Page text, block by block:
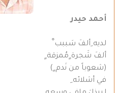
أحمد حيدر
لديه ِألفَ سَببب ْ
ألفَ شَجرة ٍمُمزقة ٍ
(شعوباً من نَدم ٍ)
في أشلائه ِ